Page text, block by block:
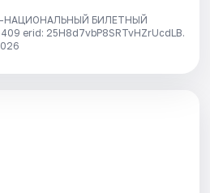
НАЦИОНАЛЬНЫЙ БИЛЕТНЫЙ
erid: 25H8d7vbP8SRTvHZrUcdLB.